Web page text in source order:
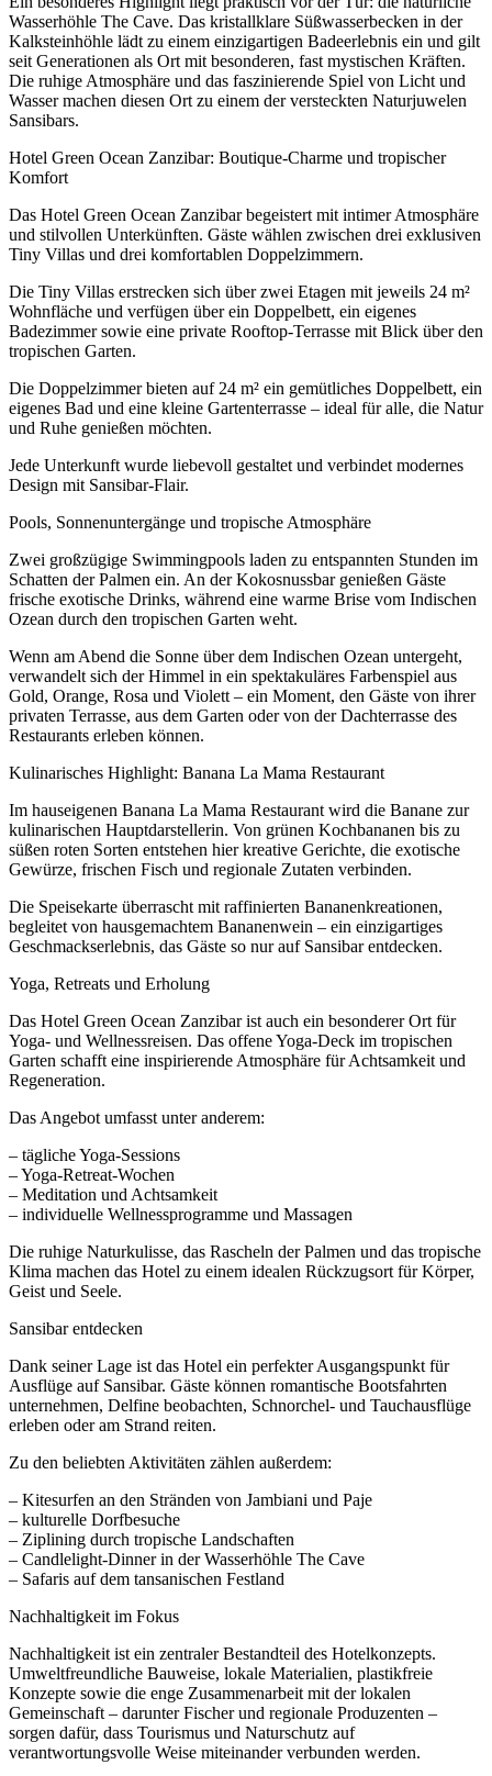
Wasserhöhle The Cave. Das kristallklare Süßwasserbecken in der
Kalksteinhöhle lädt zu einem einzigartigen Badeerlebnis ein und gilt
seit Generationen als Ort mit besonderen, fast mystischen Kräften.
Die ruhige Atmosphäre und das faszinierende Spiel von Licht und
Wasser machen diesen Ort zu einem der versteckten Naturjuwelen
Sansibars.
Hotel Green Ocean Zanzibar: Boutique-Charme und tropischer
Komfort
Das Hotel Green Ocean Zanzibar begeistert mit intimer Atmosphäre
und stilvollen Unterkünften. Gäste wählen zwischen drei exklusiven
Tiny Villas und drei komfortablen Doppelzimmern.
Die Tiny Villas erstrecken sich über zwei Etagen mit jeweils 24 m²
Wohnfläche und verfügen über ein Doppelbett, ein eigenes
Badezimmer sowie eine private Rooftop-Terrasse mit Blick über den
tropischen Garten.
Die Doppelzimmer bieten auf 24 m² ein gemütliches Doppelbett, ein
eigenes Bad und eine kleine Gartenterrasse – ideal für alle, die Natur
und Ruhe genießen möchten.
Jede Unterkunft wurde liebevoll gestaltet und verbindet modernes
Design mit Sansibar-Flair.
Pools, Sonnenuntergänge und tropische Atmosphäre
Zwei großzügige Swimmingpools laden zu entspannten Stunden im
Schatten der Palmen ein. An der Kokosnussbar genießen Gäste
frische exotische Drinks, während eine warme Brise vom Indischen
Ozean durch den tropischen Garten weht.
Wenn am Abend die Sonne über dem Indischen Ozean untergeht,
verwandelt sich der Himmel in ein spektakuläres Farbenspiel aus
Gold, Orange, Rosa und Violett – ein Moment, den Gäste von ihrer
privaten Terrasse, aus dem Garten oder von der Dachterrasse des
Restaurants erleben können.
Kulinarisches Highlight: Banana La Mama Restaurant
Im hauseigenen Banana La Mama Restaurant wird die Banane zur
kulinarischen Hauptdarstellerin. Von grünen Kochbananen bis zu
süßen roten Sorten entstehen hier kreative Gerichte, die exotische
Gewürze, frischen Fisch und regionale Zutaten verbinden.
Die Speisekarte überrascht mit raffinierten Bananenkreationen,
begleitet von hausgemachtem Bananenwein – ein einzigartiges
Geschmackserlebnis, das Gäste so nur auf Sansibar entdecken.
Yoga, Retreats und Erholung
Das Hotel Green Ocean Zanzibar ist auch ein besonderer Ort für
Yoga- und Wellnessreisen. Das offene Yoga-Deck im tropischen
Garten schafft eine inspirierende Atmosphäre für Achtsamkeit und
Regeneration.
Das Angebot umfasst unter anderem:
– tägliche Yoga-Sessions
– Yoga-Retreat-Wochen
– Meditation und Achtsamkeit
– individuelle Wellnessprogramme und Massagen
Die ruhige Naturkulisse, das Rascheln der Palmen und das tropische
Klima machen das Hotel zu einem idealen Rückzugsort für Körper,
Geist und Seele.
Sansibar entdecken
Dank seiner Lage ist das Hotel ein perfekter Ausgangspunkt für
Ausflüge auf Sansibar. Gäste können romantische Bootsfahrten
unternehmen, Delfine beobachten, Schnorchel- und Tauchausflüge
erleben oder am Strand reiten.
Zu den beliebten Aktivitäten zählen außerdem:
– Kitesurfen an den Stränden von Jambiani und Paje
– kulturelle Dorfbesuche
– Ziplining durch tropische Landschaften
– Candlelight-Dinner in der Wasserhöhle The Cave
– Safaris auf dem tansanischen Festland
Nachhaltigkeit im Fokus
Nachhaltigkeit ist ein zentraler Bestandteil des Hotelkonzepts.
Umweltfreundliche Bauweise, lokale Materialien, plastikfreie
Konzepte sowie die enge Zusammenarbeit mit der lokalen
Gemeinschaft – darunter Fischer und regionale Produzenten –
sorgen dafür, dass Tourismus und Naturschutz auf
verantwortungsvolle Weise miteinander verbunden werden.